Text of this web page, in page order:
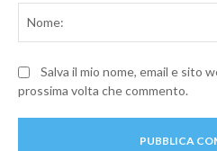
Salva il mio nome, email e sito
prossima volta che commento.